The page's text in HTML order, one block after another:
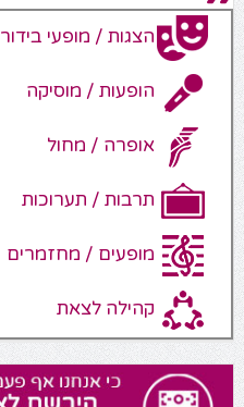
הצגות / מופעי בידור
הופעות / מוסיקה
אופרה / מחול
תרבות / תערוכות
מופעים / מחזמרים
קהילה לצאת